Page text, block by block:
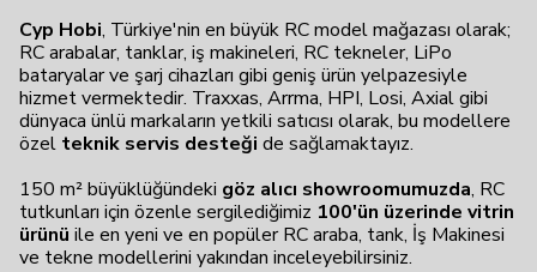
Cyp Hobi, Türkiye'nin en büyük RC model mağazası olarak;
RC arabalar, tanklar, iş makineleri, RC tekneler, LiPo
bataryalar ve şarj cihazları gibi geniş ürün yelpazesiyle
hizmet vermektedir. Traxxas, Arrma, HPI, Losi, Axial gibi
dünyaca ünlü markaların yetkili satıcısı olarak, bu modellere
özel teknik servis desteği de sağlamaktayız.
150 m² büyüklüğündeki göz alıcı showroomumuzda, RC
tutkunları için özenle sergilediğimiz 100'ün üzerinde vitrin
ürünü ile en yeni ve en popüler RC araba, tank, İş Makinesi
ve tekne modellerini yakından inceleyebilirsiniz.